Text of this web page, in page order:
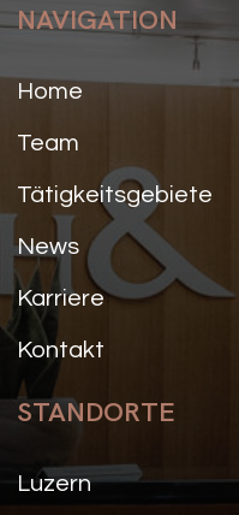
NAVIGATION
Home
Team
Tätigkeitsgebiete
News
Karriere
Kontakt
STANDORTE
Luzern